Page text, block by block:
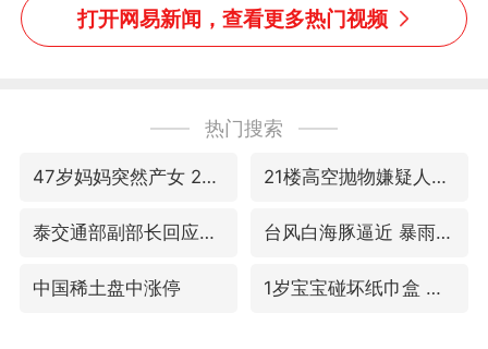
免这个危险”
打开网易新闻，查看更多热门视频
热门搜索
47岁妈妈突然产女 26岁女儿：很震惊 21楼高空抛物嫌疑人被拘留
泰交通部副部长回应中国人遭歧视手势 台风白海豚逼近 暴雨大暴雨来袭
中国稀土盘中涨停 1岁宝宝碰坏纸巾盒 宝妈被索赔924元